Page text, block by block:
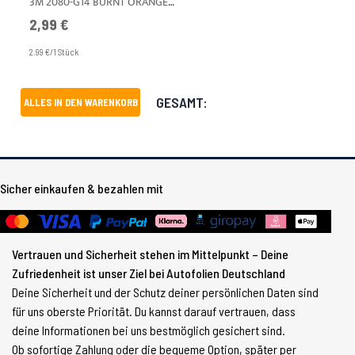
2,99 €
2.99 €/1 Stück
ALLES IN DEN WARENKORB GESAMT:
Sicher einkaufen & bezahlen mit
Vertrauen und Sicherheit stehen im Mittelpunkt – Deine
Zufriedenheit ist unser Ziel bei Autofolien Deutschland
Deine Sicherheit und der Schutz deiner persönlichen Daten sind
für uns oberste Priorität. Du kannst darauf vertrauen, dass
deine Informationen bei uns bestmöglich gesichert sind.
Ob sofortige Zahlung oder die bequeme Option, später per